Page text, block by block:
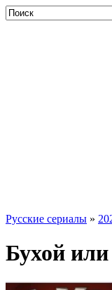
Русские сериалы »
Бухой